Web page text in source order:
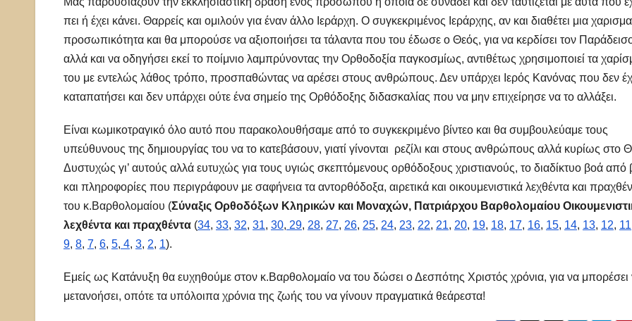
πει ή έχει κάνει. Θαρρείς και ομιλούν για έναν άλλο Ιεράρχη. Ο συγκεκριμένος Ιεράρχης, αν και διαθέτει μια
προσωπικότητα και θα μπορούσε να αξιοποιήσει τα τάλαντα που του έδωσε ο Θεός, για να κερδίσει τον
αλλά και να οδηγήσει εκεί το ποίμνιο λαμπρύνοντας την Ορθοδοξία παγκοσμίως, αντιθέτως χρησιμοποιεί τα
του με εντελώς λάθος τρόπο, προσπαθώντας να αρέσει στους ανθρώπους. Δεν υπάρχει Ιερός Κανόνας που δεν
καταπατήσει και δεν υπάρχει ούτε ένα σημείο της Ορθόδοξης διδασκαλίας που να μην επιχείρησε να το αλλάξει.
Είναι κωμικοτραγικό όλο αυτό που παρακολουθήσαμε από το συγκεκριμένο βίντεο και θα συμβουλεύαμε τους
υπεύθυνους της δημιουργίας του να το κατεβάσουν, γιατί γίνονται ρεζίλι και στους ανθρώπους αλλά κυρίως στο
Δυστυχώς γι’ αυτούς αλλά ευτυχώς για τους υγιώς σκεπτόμενους ορθόδοξους χριστιανούς, το διαδίκτυο βοά από
και πληροφορίες που περιγράφουν με σαφήνεια τα αντορθόδοξα, αιρετικά και οικουμενιστικά λεχθέντα και
του κ.Βαρθολομαίου (Σύναξις Ορθοδόξων Κληρικών και Μοναχών, Πατριάρχου Βαρθολομαίου
λεχθέντα και πραχθέντα (34, 33, 32, 31, 30, 29, 28, 27, 26, 25, 24, 23, 22, 21, 20, 19, 18, 17, 16, 15, 14, 13, 12, 11
9, 8, 7, 6, 5, 4, 3, 2, 1).
Εμείς ως Κατάνυξη θα ευχηθούμε στον κ.Βαρθολομαίο να του δώσει ο Δεσπότης Χριστός χρόνια, για να μπορέσει
μετανοήσει, οπότε τα υπόλοιπα χρόνια της ζωής του να γίνουν πραγματικά θεάρεστα!